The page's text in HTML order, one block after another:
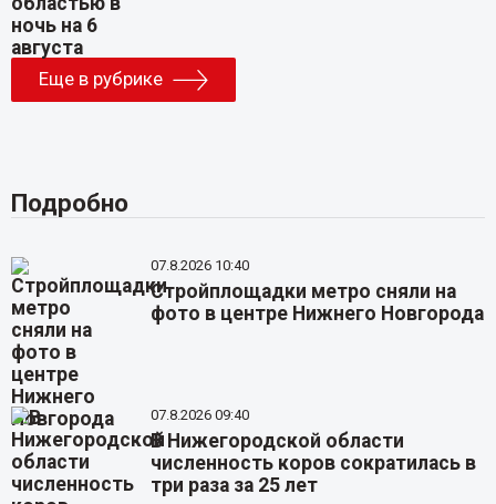
Еще в рубрике
Подробно
07.8.2026 10:40
Стройплощадки метро сняли на
фото в центре Нижнего Новгорода
07.8.2026 09:40
В Нижегородской области
численность коров сократилась в
три раза за 25 лет